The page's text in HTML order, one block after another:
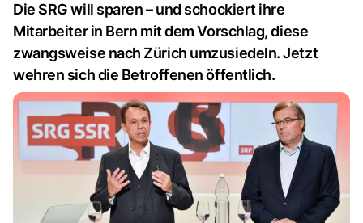
Die SRG will sparen – und schockiert ihre
Mitarbeiter in Bern mit dem Vorschlag, diese
zwangsweise nach Zürich umzusiedeln. Jetzt
wehren sich die Betroffenen öffentlich.